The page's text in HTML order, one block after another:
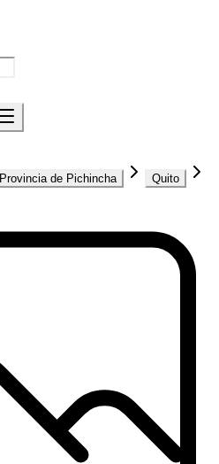
Provincia de Pichincha Quito